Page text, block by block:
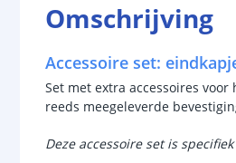
Omschrijving
Accessoire set:
Set met extra accessoires
reeds meegeleverde
Deze accessoire set is